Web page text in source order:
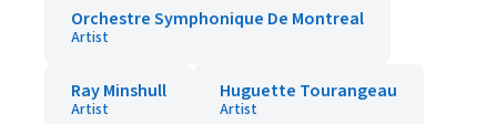
Orchestre Symphonique De Montreal
Artist
Ray Minshull
Artist
Huguette Tourangeau
Artist